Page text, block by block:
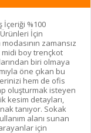
İçeriği %100
İçin
zamansız
boy trençkot
biri olmaya
öne çıkan bu
hem de ofis
oluşturmak isteyen
kesim detayları,
tanıyor. Sokak
alanı sunan
için